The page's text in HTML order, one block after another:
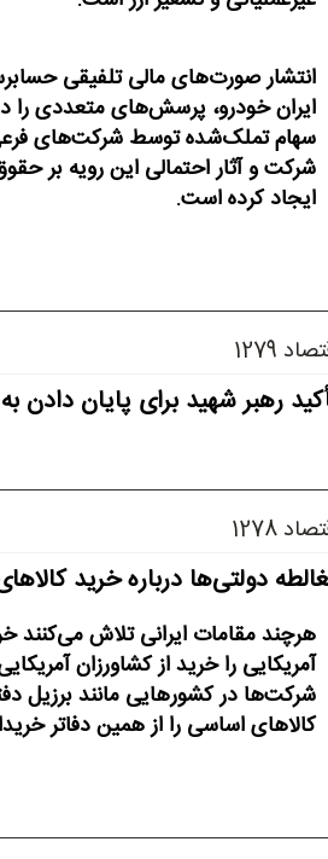
ایران‌ خودرو، پرسش‌های متعددی را
سهام تملک‌شده توسط شرکت‌های
شرکت و آثار احتمالی این رویه بر
ایجاد کرده است.
1279
رهبر شهید برای پایان دادن
1278
دولتی‌ها درباره خرید
هرچند مقامات ایرانی تلاش می‌کنند
آمریکایی را خرید از کشاورزان
شرکت‌ها در کشورهایی مانند برزیل
کالاهای اساسی را از همین دفاتر